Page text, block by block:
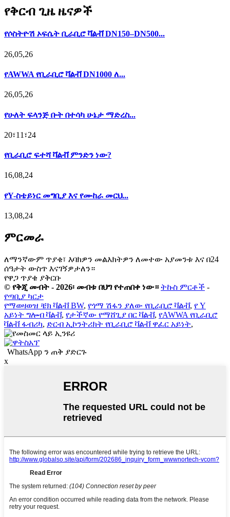
የቅርብ ጊዜ ዜናዎች
የሶስትዮሽ ኦፍሴት ቢራቢሮ ቫልቭ DN150–DN500...
26,05,26
የAWWA የቢራቢሮ ቫልቭ DN1000 ለ...
26,05,26
የሁለት ፍላንጅ ቡት በተሳካ ሁኔታ ማድረስ...
20፣11፣24
የቢራቢሮ ፍተሻ ቫልቭ ምንድን ነው?
16,08,24
የY-ስቴይነር መግቢያ እና የሙከራ መርህ...
13,08,24
ምርመራ
ለማንኛውም ጥያቄ፣ እባክዎን መልእክትዎን ለመተው አያመንቱ እና በ24
ሰዓታት ውስጥ እናገኝዎታለን።
የዋጋ ጥያቄ ያቅርቡ
© የቅጂ መብት - 2026፡ መብቱ በህግ የተጠበቀ ነው። ትኩስ ምርቶች -
የጣቢያ ካርታ
የማወዛወዝ ቼክ ቫልቭ BW, የጎማ ሽፋን ያለው የቢራቢሮ ቫልቭ, የ Y
አይነት ግሎብ ቫልቭ, የታችኛው የማሸጊያ በር ቫልቭ, የAWWA የቢራቢሮ
ቫልቭ ፋብሪካ, ድርብ ኢኮንትሪክት የቢራቢሮ ቫልቭ ዋፈር አይነት,
WhatsApp ን ጠቅ ያድርጉ
x